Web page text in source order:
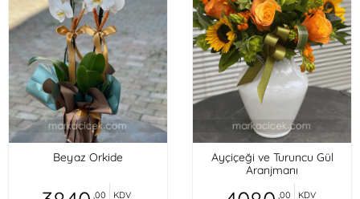
Beyaz Orkide
,00 KDV
Ayçiçeği ve Turuncu Gül
Aranjmanı
,00 KDV